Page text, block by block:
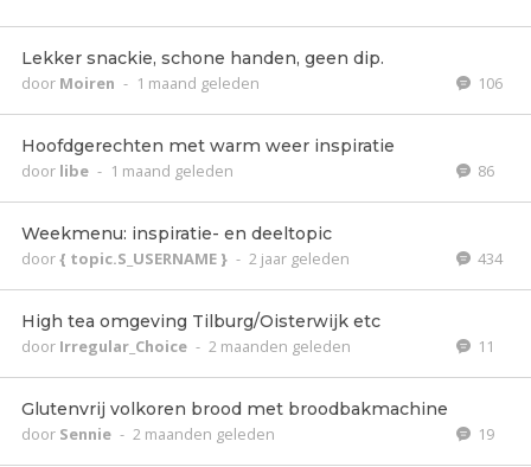
Lekker snackie, schone handen, geen dip.
door Moiren - 1 maand geleden 106
Hoofdgerechten met warm weer inspiratie
door libe - 1 maand geleden 86
Weekmenu: inspiratie- en deeltopic
door{ topic.S_USERNAME } - 2 jaar geleden 434
High tea omgeving Tilburg/Oisterwijk etc
door Irregular_Choice - 2 maanden geleden 11
Glutenvrij volkoren brood met broodbakmachine
door Sennie - 2 maanden geleden 19